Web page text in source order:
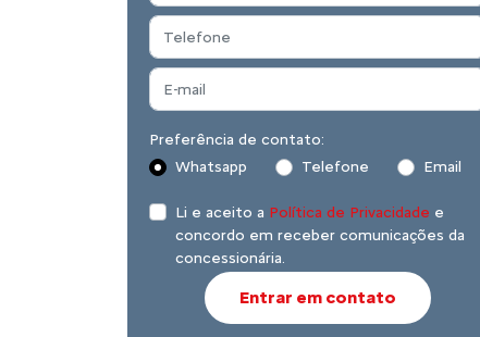
Preferência de contato:
Whatsapp
Telefone Email
Li e aceito a Política de Privacidade e
concordo em receber comunicações da
concessionária.
Entrar em contato